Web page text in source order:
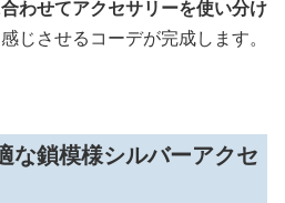
わせてアクセサリーを使い分け
じさせるコーデが完成します。
な鎖模様シルバーアクセ